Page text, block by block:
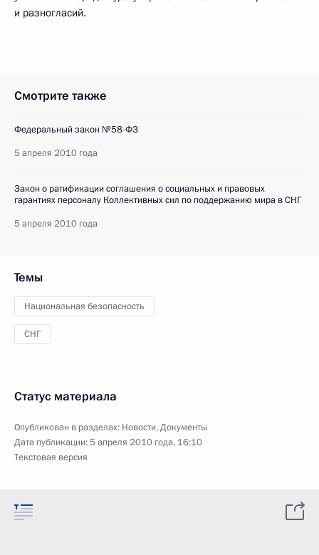
и разногласий.
Смотрите также
Федеральный закон №58-ФЗ
5 апреля 2010 года
Закон о ратификации соглашения о социальных и правовых
гарантиях персоналу Коллективных сил по поддержанию мира в СНГ
5 апреля 2010 года
Темы
Национальная безопасность
СНГ
Статус материала
Опубликован в разделах: Новости,Документы
Дата публикации:5 апреля 2010 года, 16:10
Текстовая версия